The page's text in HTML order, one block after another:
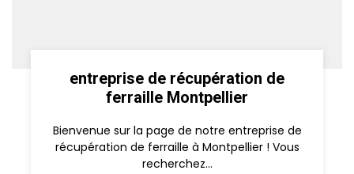
entreprise de récupération de
ferraille Montpellier
Bienvenue sur la page de notre entreprise de
récupération de ferraille à Montpellier ! Vous
recherchez...